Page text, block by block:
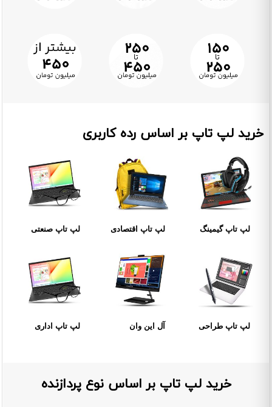
خرید لپ تاپ بر اساس رده کاربری
لپ تاپ گیمینگ لپ تاپ اقتصادی لپ تاپ صنعتی
لپ تاپ طراحی آل این وان لپ تاپ اداری
خرید لپ تاپ بر اساس نوع پردازنده